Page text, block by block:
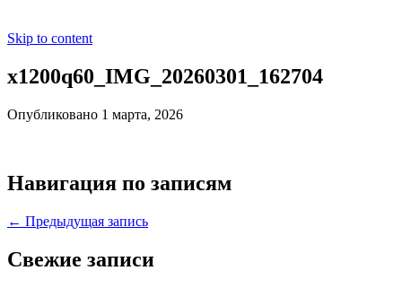
Skip to content
x1200q60_IMG_20260301_162704
Опубликовано 1 марта, 2026
Навигация по записям
← Предыдущая запись
Свежие записи